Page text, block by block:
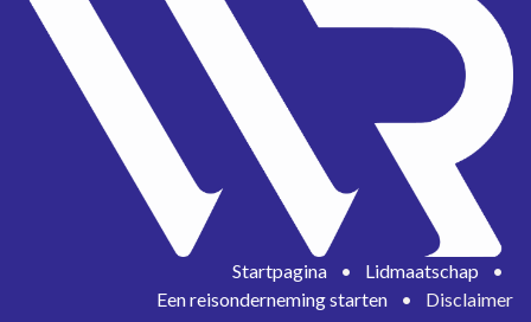
Startpagina • Lidmaatschap
•
Een reisonderneming starten
• Disclaimer